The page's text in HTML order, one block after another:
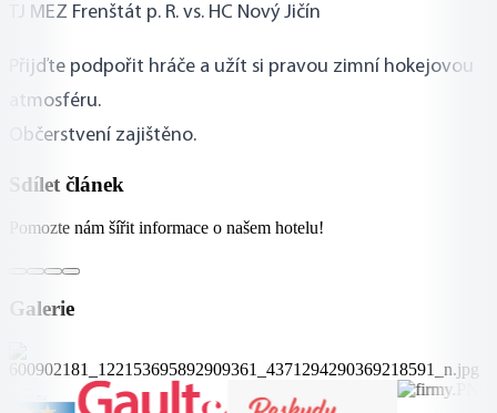
TJ MEZ Frenštát p. R. vs. HC Nový Jičín
atmosféru.
Občerstvení zajištěno.
Sdílet článek
Pomozte nám šířit informace o našem hotelu!
Galerie